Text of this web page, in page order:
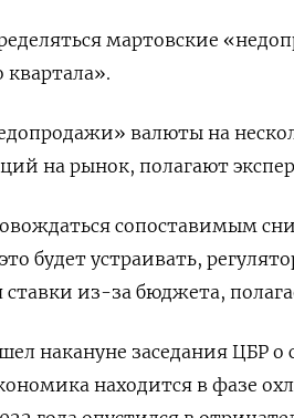
мартовские
квартала».
валюты на
на рынок, полагают
сопоставимым
будет устраивать,
из-за бюджета,
​накануне заседания ЦБР о
находится в фазе